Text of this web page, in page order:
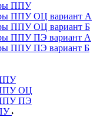
ППУ
ППУ ОЦ вариант А
ППУ ОЦ вариант Б
ППУ ПЭ вариант А
ППУ ПЭ вариант Б
ППУ ОЦ
ПЭ